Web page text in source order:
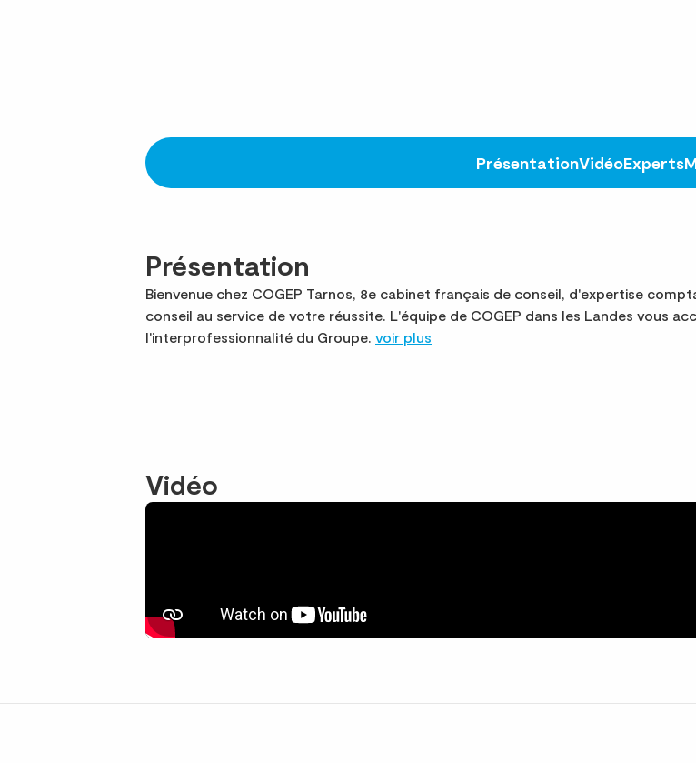
PrésentationVidéoExperts
Présentation
Bienvenue chez COGEP Tarnos, 8e cabinet français de conseil, d'expertise
conseil au service de votre réussite. L'équipe de COGEP dans les Landes vous
l'interprofessionnalité du Groupe. voir plus
Vidéo